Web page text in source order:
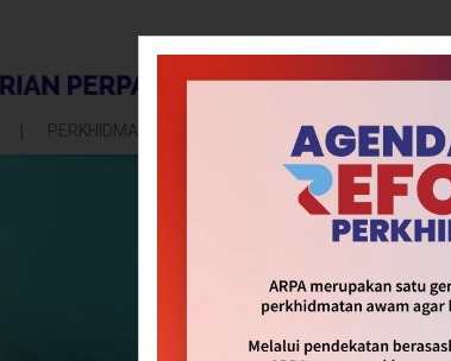
PERKHIDMATAN DASAR & INISIATIF SOP